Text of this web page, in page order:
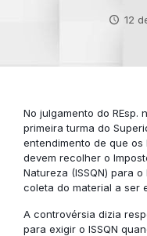
12
No julgamento do REsp.
primeira turma do
entendimento de que
devem recolher o
Natureza (ISSQN) para
coleta do material a ser
A controvérsia dizia
para exigir o ISSQN